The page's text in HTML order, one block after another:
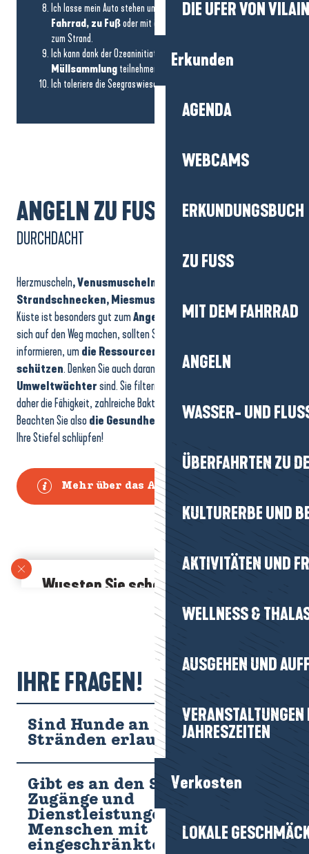
DIE UFER VON
Erkunden
AGENDA
WEBCAMS
ERKUNDUNGSBUCH
ZU FUSS
MIT DEM FAHRRAD
ANGELN
WASSER- UND
ÜBERFAHRTEN ZU
KULTURERBE UND
AKTIVITÄTEN UND
WELLNESS &
AUSGEHEN UND
JAHRESZEITEN
Verkosten
LOKALE
Ich lasse mein Auto stehen und komme stattdessenmit dem
Fahrrad, zu Fußoder mit öffentlichen Verkehrsmitteln
zum Strand.
Ich kann dank der Ozeaninitiativen an einer
Müllsammlung teilnehmen odereinesolche organisieren.
Ich toleriere die Seegraswiesen
ANGELN ZU FUSS
DURCHDACHT
Herzmuscheln, Venusmuscheln, Messer,
Strandschnecken, Miesmuscheln
Küste ist besonders gut zumAngeln zu Fuß geeignet. Bevor Sie
sich auf den Weg machen, sollten Sie sich jedoch über gute Praktiken
informieren, umdie Ressourcen und die Meeresumwelt zu
schützen. Denken Sie auch daran, dass Muscheln
Umweltwächtersind. Sie filtern das Meerwasser und haben
daher die Fähigkeit, zahlreiche Bakterien und Viren zu konzentrieren.
Beachten Sie alsodie Gesundheitsempfehlungen
, bevor Sie in
Ihre Stiefel schlüpfen!
Mehr über das Angeln zu Fuß
Wussten Sie schon?
kleinen Ansammlungen von Algen und Trümmern,
die man auf dem Sand sieht und die„laisses de mer“genannt
großem ökologischem Interesse
Unsere Region setzt sich für ihrenErhalt
IHRE FRAGEN!
Sind Hunde an den
Stränden erlaubt?
Gibt es an den Stränden
Zugänge und
Dienstleistungen für
Menschen mit
eingeschränkter Mobilität?